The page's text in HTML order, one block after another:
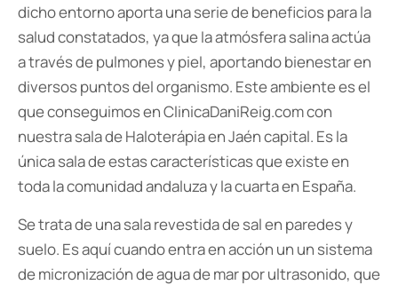
dicho entorno aporta una serie de beneficios para la
salud constatados, ya que la atmósfera salina actúa
a través de pulmones y piel, aportando bienestar en
diversos puntos del organismo. Este ambiente es el
que conseguimos en ClinicaDaniReig.com con
nuestra sala de Haloterápia en Jaén capital. Es la
única sala de estas características que existe en
toda la comunidad andaluza y la cuarta en España.
Se trata de una sala revestida de sal en paredes y
suelo. Es aquí cuando entra en acción un un sistema
de micronización de agua de mar por ultrasonido, que